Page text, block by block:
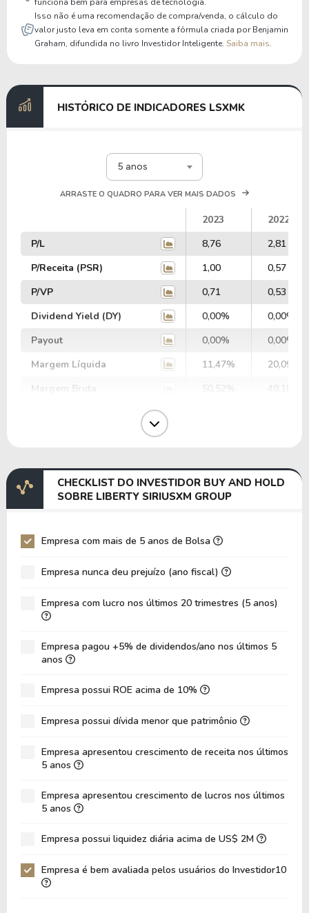
Isso não é uma recomendação de compra/venda, o cálculo do
valor justo leva em conta somente a fórmula criada por Benjamin
Graham, difundida no livro Investidor Inteligente. Saiba mais.
HISTÓRICO DE INDICADORES LSXMK
5 anos
ARRASTE O QUADRO PARA VER MAIS DADOS
2023
2022
P/L
8,76
2,81
P/Receita (PSR)
1,00
0,57
P/VP
0,71
0,53
Dividend Yield (DY)
0,00%
0,00%
Payout
0,00%
0,00%
Margem Líquida
11,47%
20,09%
Margem Bruta
50,52%
48,18%
EV/EBITDA
31,84
-15,78
EV/EBIT
P/EBITDA
4,58
P/Ativo
0,31
VPA
40,34
56,75
Giro de Ativos
0,08
0,21
ROA
3,59%
Dívida Líquida / Patrimônio
0,76
0,66
Dívida Líquida / EBIT
26,41
-8,28
Patrimônio / Ativos
Passivos / Ativos
0,44
0,45
CHECKLIST DO INVESTIDOR BUY AND HOLD
SOBRE LIBERTY SIRIUSXM GROUP
Empresa com mais de 5 anos de Bolsa
Empresa nunca deu prejuízo (ano fiscal)
Empresa com lucro nos últimos 20 trimestres (5 anos)
Empresa pagou +5% de dividendos/ano nos últimos 5
anos
Empresa possui ROE acima de 10%
Empresa possui dívida menor que patrimônio
Empresa apresentou crescimento de receita nos últimos
5 anos
Empresa apresentou crescimento de lucros nos últimos
5 anos
Empresa possui liquidez diária acima de US$ 2M
Empresa é bem avaliada pelos usuários do Investidor10